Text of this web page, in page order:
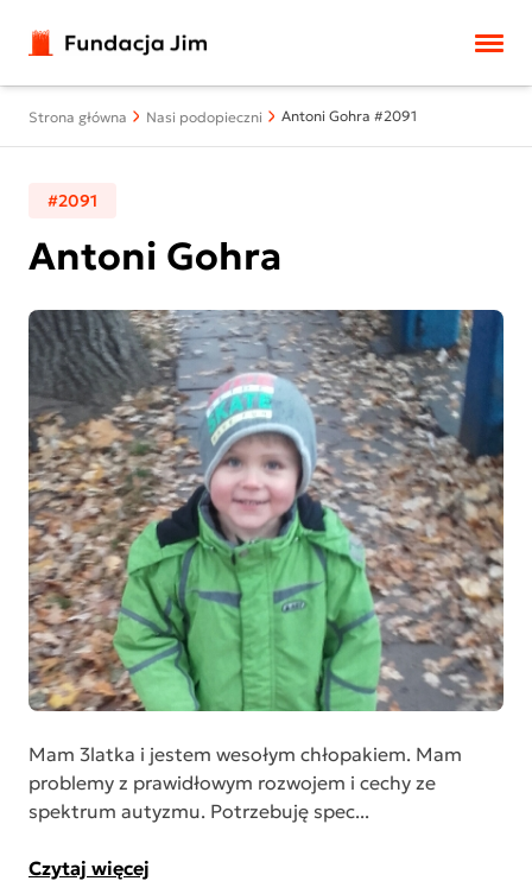
Strona główna Nasi podopieczni Antoni Gohra #2091
#2091
Antoni Gohra
Mam 3latka i jestem wesołym chłopakiem. Mam
problemy z prawidłowym rozwojem i cechy ze
spektrum autyzmu. Potrzebuję spec...
Czytaj więcej